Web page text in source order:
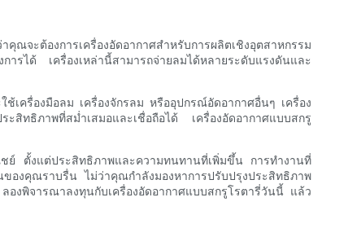
จะต้องการเครื่องอัดอากาศสำหรับการผลิตเชิงอุตสาหกรรม
รได้ เครื่องเหล่านี้สามารถจ่ายลมได้หลายระดับแรงดันและ
เครื่องมือลม เครื่องจักรลม หรืออุปกรณ์อัดอากาศอื่นๆ เครื่อง
ะสิทธิภาพที่สม่ำเสมอและเชื่อถือได้ เครื่องอัดอากาศแบบสกรู
ชย์ ตั้งแต่ประสิทธิภาพและความทนทานที่เพิ่มขึ้น การทำงานที่
ของคุณราบรื่น ไม่ว่าคุณกำลังมองหาการปรับปรุงประสิทธิภาพ
องพิจารณาลงทุนกับเครื่องอัดอากาศแบบสกรูโรตารี่วันนี้ แล้ว